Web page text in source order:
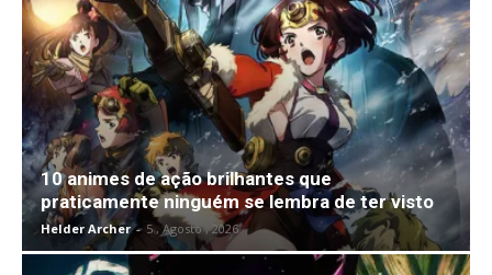
10 animes de ação brilhantes que
praticamente ninguém se lembra de ter visto
Helder Archer - 5 , Agosto , 2026